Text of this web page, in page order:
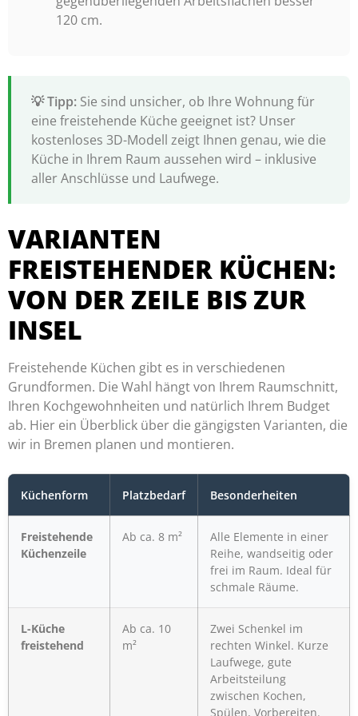
120 cm.
Sie sind unsicher, ob Ihre Wohnung für
eine freistehende Küche geeignet ist? Unser
kostenloses 3D-Modell zeigt Ihnen genau, wie die
Küche in Ihrem Raum aussehen wird – inklusive
aller Anschlüsse und Laufwege.
VARIANTEN
FREISTEHENDER KÜCHEN:
VON DER ZEILE BIS ZUR
INSEL
Freistehende Küchen gibt es in verschiedenen
Grundformen. Die Wahl hängt von Ihrem Raumschnitt,
Ihren Kochgewohnheiten und natürlich Ihrem Budget
ab. Hier ein Überblick über die gängigsten Varianten, die
wir in Bremen planen und montieren.
Küchenform Platzbedarf Besonderheiten
Freistehende
Küchenzeile
Ab ca. 8 m²
Alle Elemente in einer
Reihe, wandseitig oder
frei im Raum. Ideal für
schmale Räume.
L-Küche
freistehend
Ab ca. 10
m²
Zwei Schenkel im
rechten Winkel. Kurze
Laufwege, gute
Arbeitsteilung
zwischen Kochen,
Spülen, Vorbereiten.